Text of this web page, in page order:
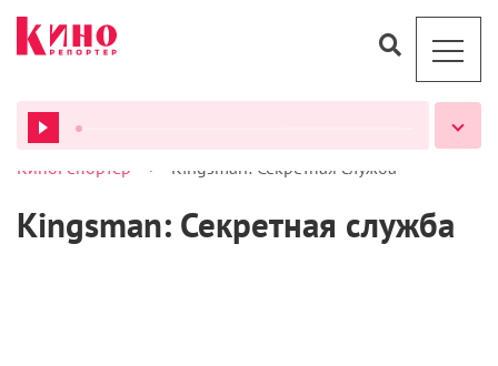
ВСЕ ПОДКАСТЫ
КиноРепортер > Kingsman: Секретная служба
Kingsman: Секретная служба